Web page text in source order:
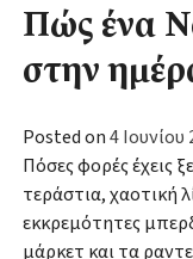
Πώς ένα
στην
Posted on4 Ιουνίου
Πόσες φορές έχεις
τεράστια, χαοτική
εκκρεμότητες
μάρκετ και τα